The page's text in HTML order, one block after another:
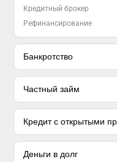
Кредитный брокер
Рефинансирование
Банкротство
Частный займ
Кредит с открытыми
Деньги в долг